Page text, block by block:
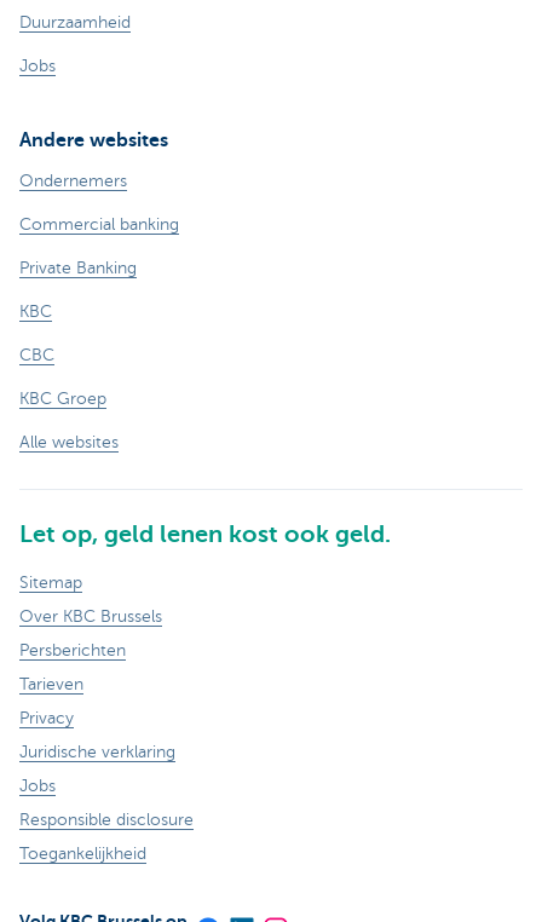
Duurzaamheid
Jobs
Andere websites
Ondernemers
Commercial banking
Private Banking
KBC
CBC
KBC Groep
Alle websites
Let op, geld lenen kost ook geld.
Sitemap
Over KBC Brussels
Persberichten
Tarieven
Privacy
Juridische verklaring
Jobs
Responsible disclosure
Toegankelijkheid